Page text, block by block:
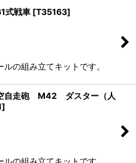
式戦車 [T35163]
の組み立てキットです。
自走砲 M42 ダスター（人
]
の組み立てキットです。